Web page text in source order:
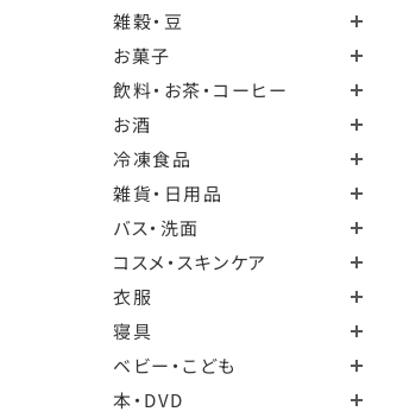
雑穀・豆
お菓子
飲料・お茶・コーヒー
お酒
冷凍食品
雑貨・日用品
バス・洗面
コスメ・スキンケア
衣服
寝具
ベビー・こども
本・DVD